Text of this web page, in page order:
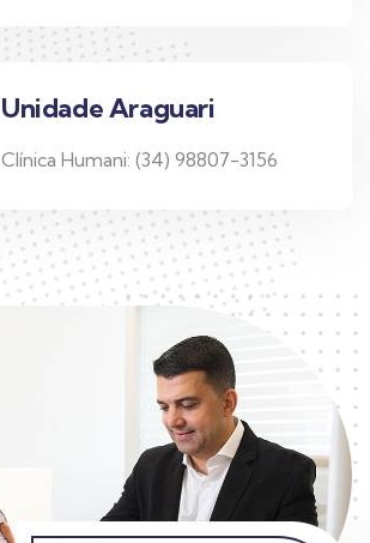
Unidade Araguari
Clínica Humani: (34) 98807-3156